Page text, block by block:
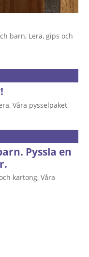
barn, Lera, gips och
,Våra pysselpaket
Pyssla en
kartong,Våra